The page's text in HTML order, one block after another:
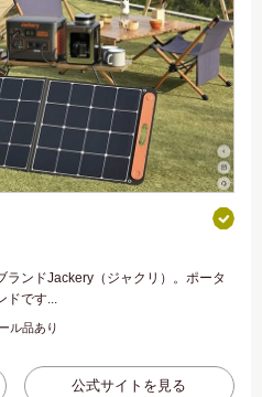
ランドJackery（ジャクリ）。ポータ
です...
ル品あり
公式サイトを見る